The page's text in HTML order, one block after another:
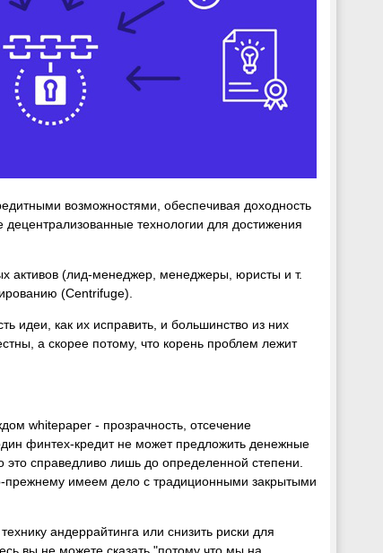
возможностями, обеспечивая доходность
технологии для достижения
активов (лид-менеджер, менеджеры, юристы и т.
(Centrifuge).
идеи, как их исправить, и большинство из них
а скорее потому, что корень проблем лежит
whitepaper - прозрачность, отсечение
финтех-кредит не может предложить денежные
справедливо лишь до определенной степени.
имеем дело с традиционными закрытыми
андеррайтинга или снизить риски для
вы не можете сказать "потому что мы на